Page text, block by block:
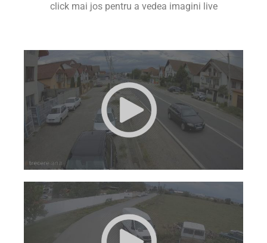
click mai jos pentru a vedea imagini live